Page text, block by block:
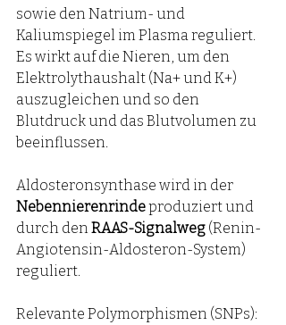
sowie den Natrium- und
Kaliumspiegel im Plasma reguliert.
Es wirkt auf die Nieren, um den
Elektrolythaushalt (Na+ und K+)
auszugleichen und so den
Blutdruck und das Blutvolumen zu
beeinflussen.
Aldosteronsynthase wird in der
Nebennierenrinde produziert und
durch den RAAS-Signalweg (Renin-
Angiotensin-Aldosteron-System)
reguliert.
Relevante Polymorphismen (SNPs):